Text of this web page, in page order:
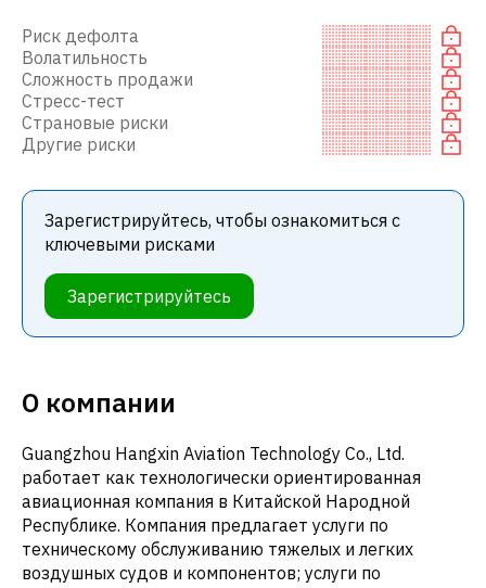
Риск дефолта
Волатильность
Сложность продажи
Стресс-тест
Страновые риски
Другие риски
Зарегистрируйтесь, чтобы ознакомиться с
ключевыми рисками
Зарегистрируйтесь
О компании
Guangzhou Hangxin Aviation Technology Co., Ltd.
работает как технологически ориентированная
авиационная компания в Китайской Народной
Республике. Компания предлагает услуги по
техническому обслуживанию тяжелых и легких
воздушных судов и компонентов; услуги по